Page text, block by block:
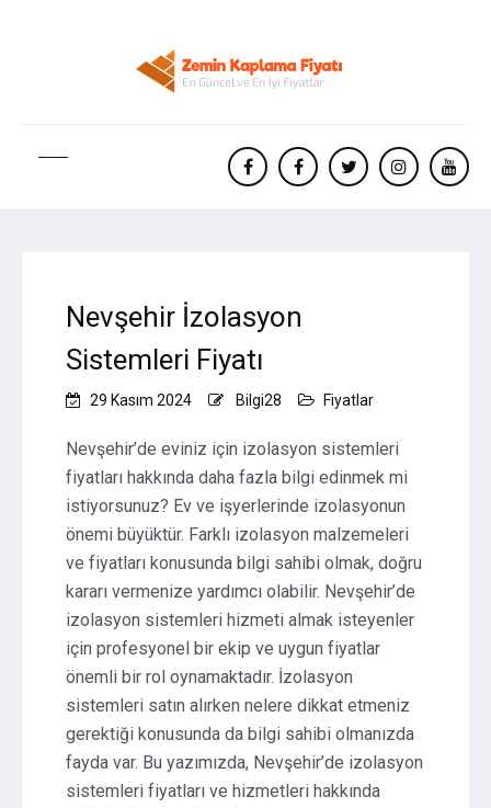
facebookFacebooktwitterinstagram
Nevşehir İzolasyon
Sistemleri Fiyatı
29 Kasım 2024 Bilgi28 Fiyatlar
Nevşehir’de eviniz için izolasyon sistemleri
fiyatları hakkında daha fazla bilgi edinmek mi
istiyorsunuz? Ev ve işyerlerinde izolasyonun
önemi büyüktür. Farklı izolasyon malzemeleri
ve fiyatları konusunda bilgi sahibi olmak, doğru
kararı vermenize yardımcı olabilir. Nevşehir’de
izolasyon sistemleri hizmeti almak isteyenler
için profesyonel bir ekip ve uygun fiyatlar
önemli bir rol oynamaktadır. İzolasyon
sistemleri satın alırken nelere dikkat etmeniz
gerektiği konusunda da bilgi sahibi olmanızda
fayda var. Bu yazımızda, Nevşehir’de izolasyon
sistemleri fiyatları ve hizmetleri hakkında